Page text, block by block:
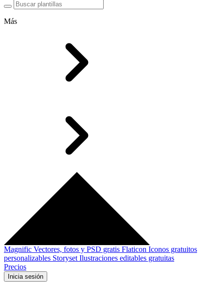
Más
Magnific Vectores, fotos y PSD gratis Flaticon Iconos gratuitos
personalizables Storyset Ilustraciones editables gratuitas
Precios
Inicia sesión